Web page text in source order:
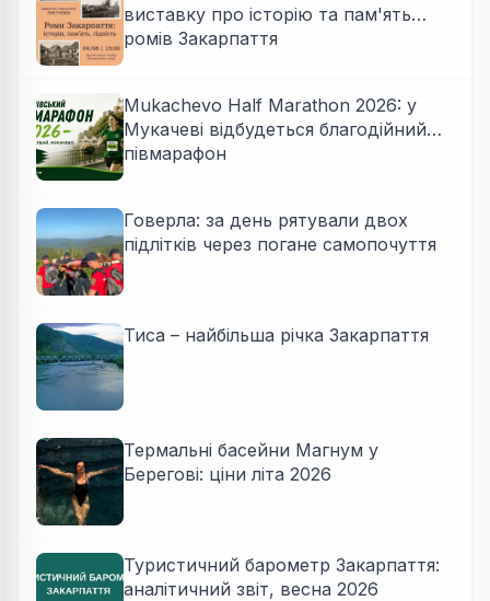
виставку про історію та пам'ять
ромів Закарпаття
Mukachevo Half Marathon 2026: у
Мукачеві відбудеться благодійний
півмарафон
Говерла: за день рятували двох
підлітків через погане самопочуття
Тиса – найбільша річка Закарпаття
Термальні басейни Магнум у
Берегові: ціни літа 2026
Туристичний барометр Закарпаття:
аналітичний звіт, весна 2026